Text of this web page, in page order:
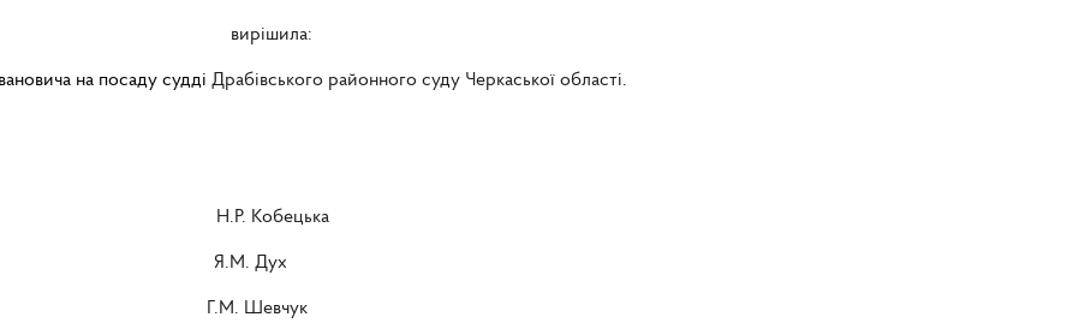
вирішила:
на посаду судді Драбівського районного суду Черкаської області.
Кобецька
Я.М. Дух